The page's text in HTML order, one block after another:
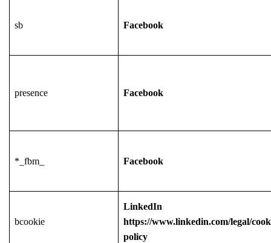
sb Facebook
presence Facebook
*_fbm_ Facebook
bcookie
LinkedIn
https://www.linkedin.com/legal/
policy